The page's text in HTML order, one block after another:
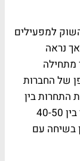
למפעילים
חדשים המניות של פרטנר וסלקום בכ-80% אך נראה
מתחילה
של החברות
התחרות בין
החברות כאשר מחיר קו טלפון פר מנוי ייסגר בין 40-50
בשיחה עם